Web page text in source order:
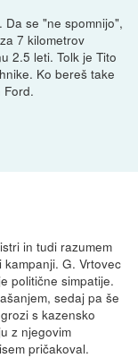
se "ne spomnijo",
7 kilometrov
2.5 leti. Tolk je Tito
Ko bereš take
Ford.
in tudi razumem
G. Vrtovec
politične simpatije.
sedaj pa še
s kazensko
z njegovim
pričakoval.